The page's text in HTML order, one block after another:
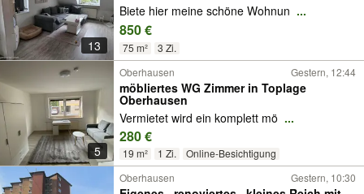
13
Biete hier meine schöne Wohnun ...
850 €
75 m² 3 Zi.
5
Oberhausen Gestern, 12:44
möbliertes WG Zimmer in Toplage
Oberhausen
Vermietet wird ein komplett mö ...
280 €
19 m² 1 Zi. Online-Besichtigung
Oberhausen Gestern, 10:30